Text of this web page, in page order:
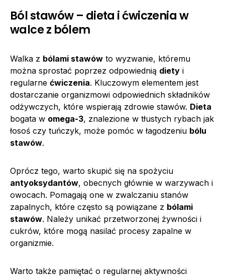
Ból stawów – dieta i ćwiczenia w
walce z bólem
Walka z bólami stawów to wyzwanie, któremu
można sprostać poprzez odpowiednią diety i
regularne ćwiczenia. Kluczowym elementem jest
dostarczanie organizmowi odpowiednich składników
odżywczych, które wspierają zdrowie stawów. Dieta
bogata w omega-3, znalezione w tłustych rybach jak
łosoś czy tuńczyk, może pomóc w łagodzeniu bólu
stawów.
Oprócz tego, warto skupić się na spożyciu
antyoksydantów, obecnych głównie w warzywach i
owocach. Pomagają one w zwalczaniu stanów
zapalnych, które często są powiązane z bólami
stawów. Należy unikać przetworzonej żywności i
cukrów, które mogą nasilać procesy zapalne w
organizmie.
Warto także pamiętać o regularnej aktywności